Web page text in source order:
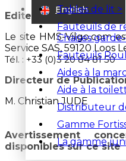
Tables de lit >
Fauteuils de
Chaises
Fauteuils
Aides à la
Aide à la
Distributeur
Gamme
La gamme
English
Editeurs
Le site HMS-Vilgo.com
Service SAS, 59120 Loos
Tél. : +33 (0)3 20 84 81 50
Directeur de
M. Christian JUDE
Avertissement
disponibles sur ce site